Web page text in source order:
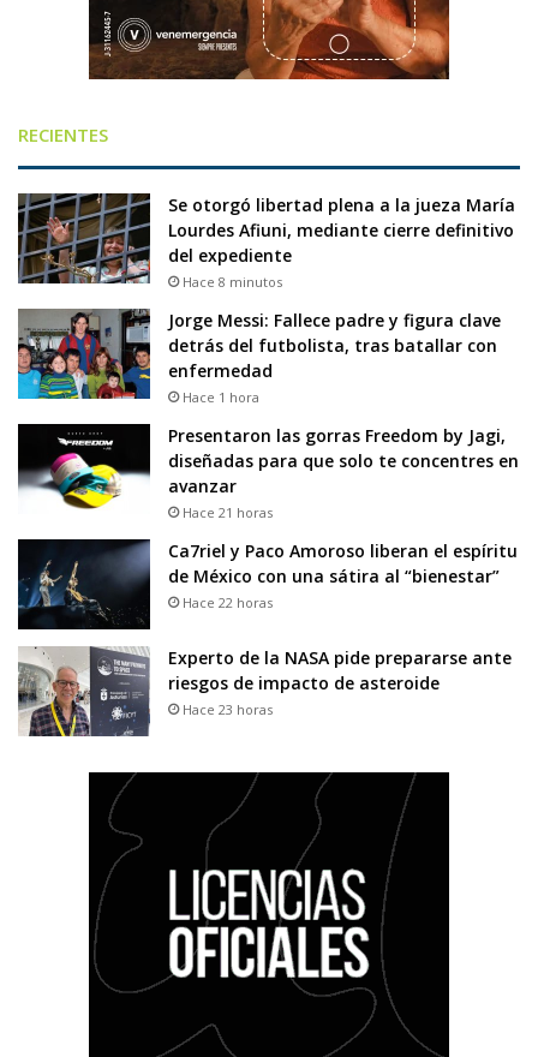
RECIENTES
Se otorgó libertad plena a la jueza María
Lourdes Afiuni, mediante cierre definitivo
del expediente
Hace 8 minutos
Jorge Messi: Fallece padre y figura clave
detrás del futbolista, tras batallar con
enfermedad
Hace 1 hora
Presentaron las gorras Freedom by Jagi,
diseñadas para que solo te concentres en
avanzar
Hace 21 horas
Ca7riel y Paco Amoroso liberan el espíritu
de México con una sátira al “bienestar”
Hace 22 horas
Experto de la NASA pide prepararse ante
riesgos de impacto de asteroide
Hace 23 horas